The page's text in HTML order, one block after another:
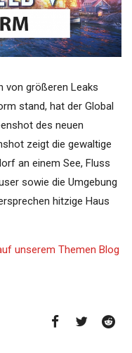
von größeren Leaks
stand, hat der Global
des neuen
zeigt die gewaltige
an einem See, Fluss
sowie die Umgebung
hitzige Haus
unserem Themen Blog